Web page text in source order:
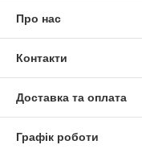
Про нас
Контакти
Доставка та оплата
Графік роботи